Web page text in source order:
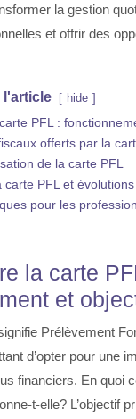
la gestion
et offrir des
l'article hide
PFL :
offerts par la
de la carte PFL
carte PFL et
pour les
la carte
et
Prélèvement
d’opter pour une
financiers. En quoi
t-elle? L’objectif